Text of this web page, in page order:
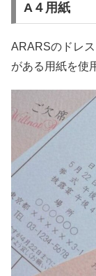
A４用紙
ARARSのドレ
がある用紙を使